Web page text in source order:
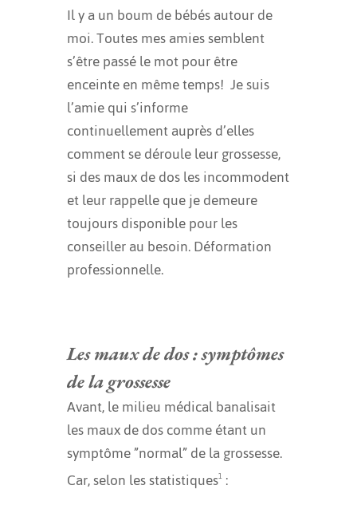
Il y a un boum de bébés autour de
moi. Toutes mes amies semblent
s’être passé le mot pour être
enceinte en même temps! Je suis
l’amie qui s’informe
continuellement auprès d’elles
comment se déroule leur grossesse,
si des maux de dos les incommodent
et leur rappelle que je demeure
toujours disponible pour les
conseiller au besoin. Déformation
professionnelle.
Les maux de dos : symptômes
de la grossesse
Avant, le milieu médical banalisait
les maux de dos comme étant un
symptôme ”normal” de la grossesse.
Car, selon les statistiques1 :